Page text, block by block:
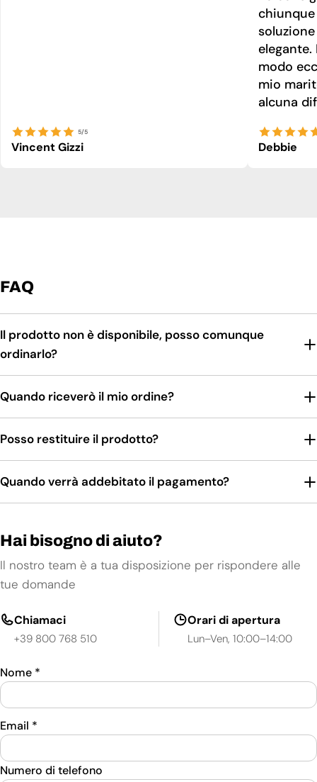
5/5
Vincent Gizzi
modo
mio
alcuna
Debbie
FAQ
Il prodotto non è disponibile, posso comunque
ordinarlo?
Quando riceverò il mio ordine?
Posso restituire il prodotto?
Quando verrà addebitato il pagamento?
Hai bisogno di aiuto?
Il nostro team è a tua disposizione per rispondere alle
tue domande
Chiamaci
+39 800 768 510
Orari di apertura
Lun–Ven, 10:00–14:00
Nome *
Email *
Numero di telefono